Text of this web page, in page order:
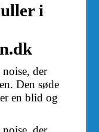
i
der
Den søde
en blid og